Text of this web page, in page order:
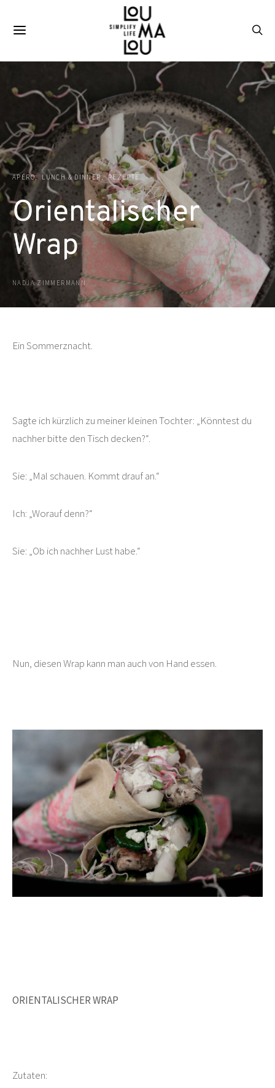
APÉRO LUNCH & DINNER REZEPTE
Orientalischer
Wrap
NADJA ZIMMERMANN
Ein Sommerznacht.
Sagte ich kürzlich zu meiner kleinen Tochter: „Könntest du
nachher bitte den Tisch decken?“.
Sie: „Mal schauen. Kommt drauf an.“
Ich: „Worauf denn?“
Sie: „Ob ich nachher Lust habe.“
Nun, diesen Wrap kann man auch von Hand essen.
ORIENTALISCHER WRAP
Zutaten: